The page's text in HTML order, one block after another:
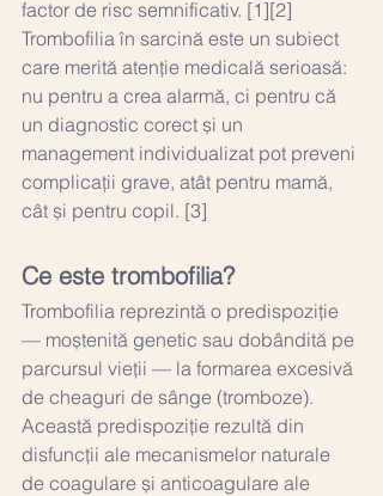
factor de risc semnificativ. [1][2]
Trombofilia în sarcină este un subiect
care merită atenție medicală serioasă:
nu pentru a crea alarmă, ci pentru că
un diagnostic corect și un
management individualizat pot preveni
complicații grave, atât pentru mamă,
cât și pentru copil. [3]
Ce este trombofilia?
Trombofilia reprezintă o predispoziție
— moștenită genetic sau dobândită pe
parcursul vieții — la formarea excesivă
de cheaguri de sânge (tromboze).
Această predispoziție rezultă din
disfuncții ale mecanismelor naturale
de coagulare și anticoagulare ale